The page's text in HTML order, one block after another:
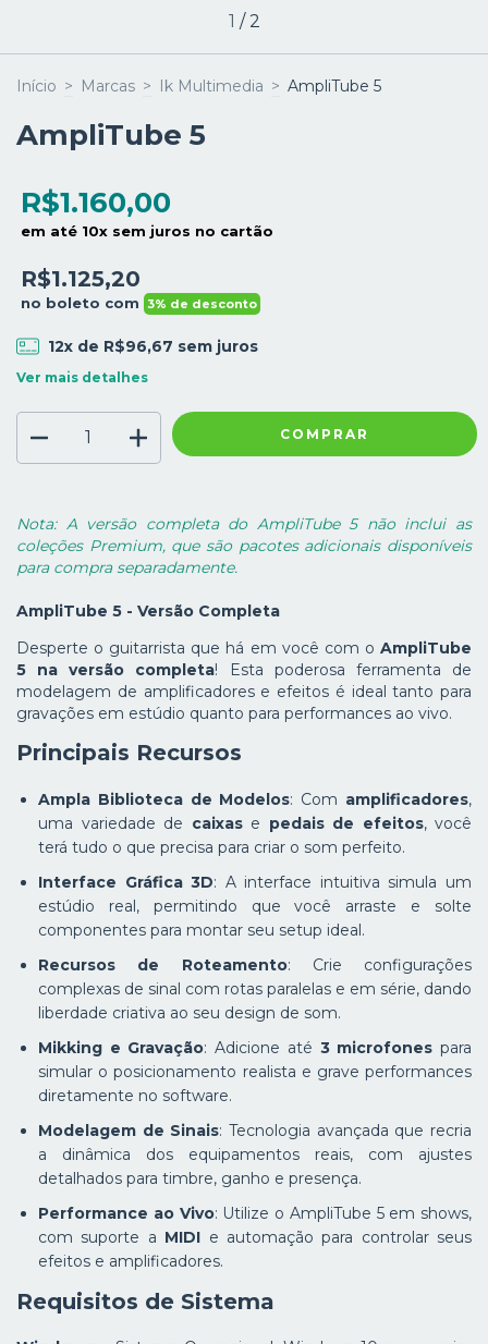
1 / 2
Início > Marcas > Ik Multimedia > AmpliTube 5
AmpliTube 5
R$1.160,00
em até 10x sem juros no cartão
R$1.125,20
no boleto com 3% de desconto
12x de R$96,67 sem juros
Ver mais detalhes
COMPRAR
Nota: A versão completa do AmpliTube 5 não inclui as
coleções Premium, que são pacotes adicionais disponíveis
para compra separadamente.
AmpliTube 5 - Versão Completa
Desperte o guitarrista que há em você com o AmpliTube
5 na versão completa! Esta poderosa ferramenta de
modelagem de amplificadores e efeitos é ideal tanto para
gravações em estúdio quanto para performances ao vivo.
Principais Recursos
Ampla Biblioteca de Modelos: Com amplificadores,
uma variedade de caixase pedais de efeitos, você
terá tudo o que precisa para criar o som perfeito.
Interface Gráfica 3D: A interface intuitiva simula um
estúdio real, permitindo que você arraste e solte
componentes para montar seu setup ideal.
Recursos de Roteamento: Crie configurações
complexas de sinal com rotas paralelas e em série, dando
liberdade criativa ao seu design de som.
Mikking e Gravação: Adicione até 3 microfones para
simular o posicionamento realista e grave performances
diretamente no software.
Modelagem de Sinais: Tecnologia avançada que recria
a dinâmica dos equipamentos reais, com ajustes
detalhados para timbre, ganho e presença.
Performance ao Vivo: Utilize o AmpliTube 5 em shows,
com suporte a MIDI e automação para controlar seus
efeitos e amplificadores.
Requisitos de Sistema